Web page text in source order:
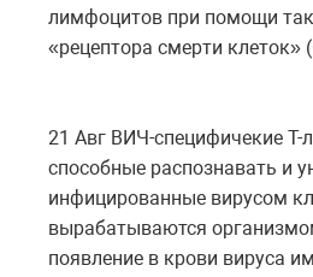
лимфоцитов при помощи
«рецептора смерти клеток»
21 Авг ВИЧ-специфичекие
способные распознавать и
инфицированные вирусом
вырабатываются
появление в крови вируса